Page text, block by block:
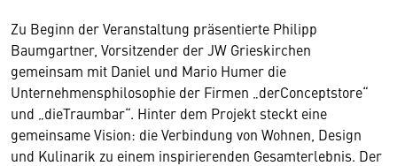
Zu Beginn der Veranstaltung präsentierte Philipp
Baumgartner, Vorsitzender der JW Grieskirchen
gemeinsam mit Daniel und Mario Humer die
Unternehmensphilosophie der Firmen „derConceptstore“
und „dieTraumbar“. Hinter dem Projekt steckt eine
gemeinsame Vision: die Verbindung von Wohnen, Design
und Kulinarik zu einem inspirierenden Gesamterlebnis. Der